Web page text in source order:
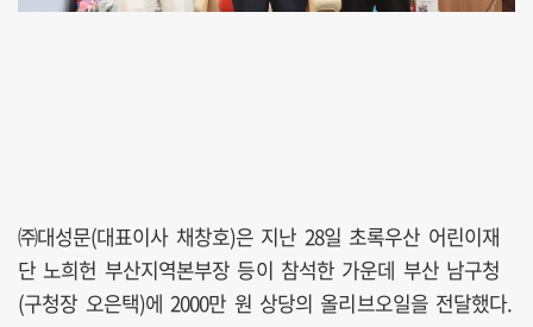
㈜대성문(대표이사 채창호)은 지난 28일 초록우산 어린이재
단 노희헌 부산지역본부장 등이 참석한 가운데 부산 남구청
(구청장 오은택)에 2000만 원 상당의 올리브오일을 전달했다.